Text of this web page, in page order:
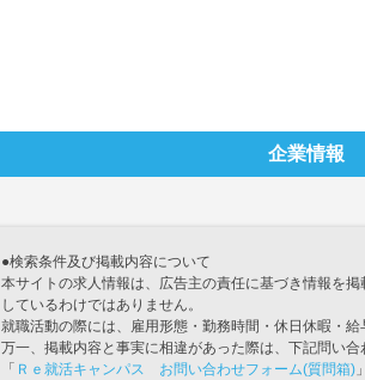
企業情報
●検索条件及び掲載内容について
本サイトの求人情報は、広告主の責任に基づき情報を
しているわけではありません。
就職活動の際には、雇用形態・勤務時間・休日休暇・
万一、掲載内容と事実に相違があった際は、下記問い
「 Ｒｅ就活キャンパス お問い合わせフォーム(質問箱) 」